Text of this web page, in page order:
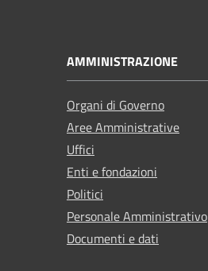
AMMINISTRAZIONE
Organi di Governo
Aree Amministrative
Uffici
Enti e fondazioni
Politici
Personale Amministrativo
Documenti e dati